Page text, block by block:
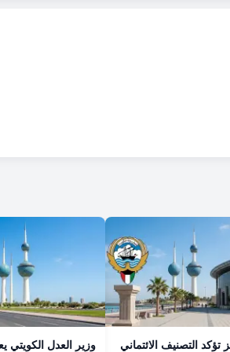
تؤكد التصنيف الائتماني وزير العدل الكويتي